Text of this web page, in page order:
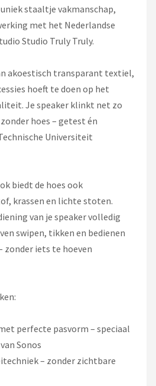
staaltje vakmanschap,
met het Nederlandse
Studio Truly Truly.
akoestisch transparant textiel,
hoeft te doen op het
Je speaker klinkt net zo
hoes – getest én
Universiteit
biedt de hoes ook
krassen en lichte stoten.
van je speaker volledig
swipen, tikken en bedienen
zonder iets te hoeven
perfecte pasvorm – speciaal
Sonos
– zonder zichtbare